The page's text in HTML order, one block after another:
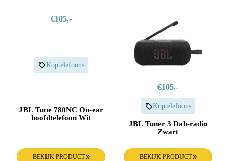
€105,-
Koptelefoons
JBL Tune 780NC On-ear
hoofdtelefoon Wit
BEKIJK PRODUCT
€105,-
Koptelefoons
JBL Tuner 3 Dab-radio
Zwart
BEKIJK PRODUCT